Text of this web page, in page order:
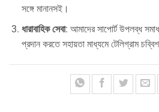
সঙ্গে মানানসই।
ধারাবাহিক সেবা: আমাদের সাপোর্ট উপলব্ধ
প্রদান করতে সহায়তা মাধ্যমে টেলিগ্রাম